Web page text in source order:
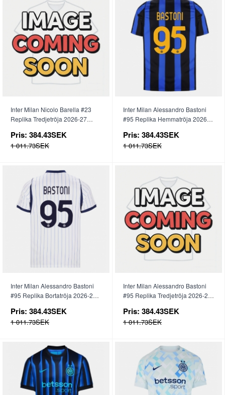
Inter Milan Nicolo Barella #23
Replika Tredjetröja 2026-27
Pris: 384.43SEK
1 011.73SEK
Inter Milan Alessandro Bastoni
#95 Replika Hemmatröja 2026-
Pris: 384.43SEK
1 011.73SEK
Inter Milan Alessandro Bastoni
#95 Replika Bortatröja 2026-27
Pris: 384.43SEK
1 011.73SEK
Inter Milan Alessandro Bastoni
#95 Replika Tredjetröja 2026-27
Pris: 384.43SEK
1 011.73SEK